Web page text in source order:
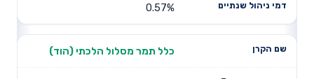
0.57%
כלל תמר מסלול הלכתי (הוד)